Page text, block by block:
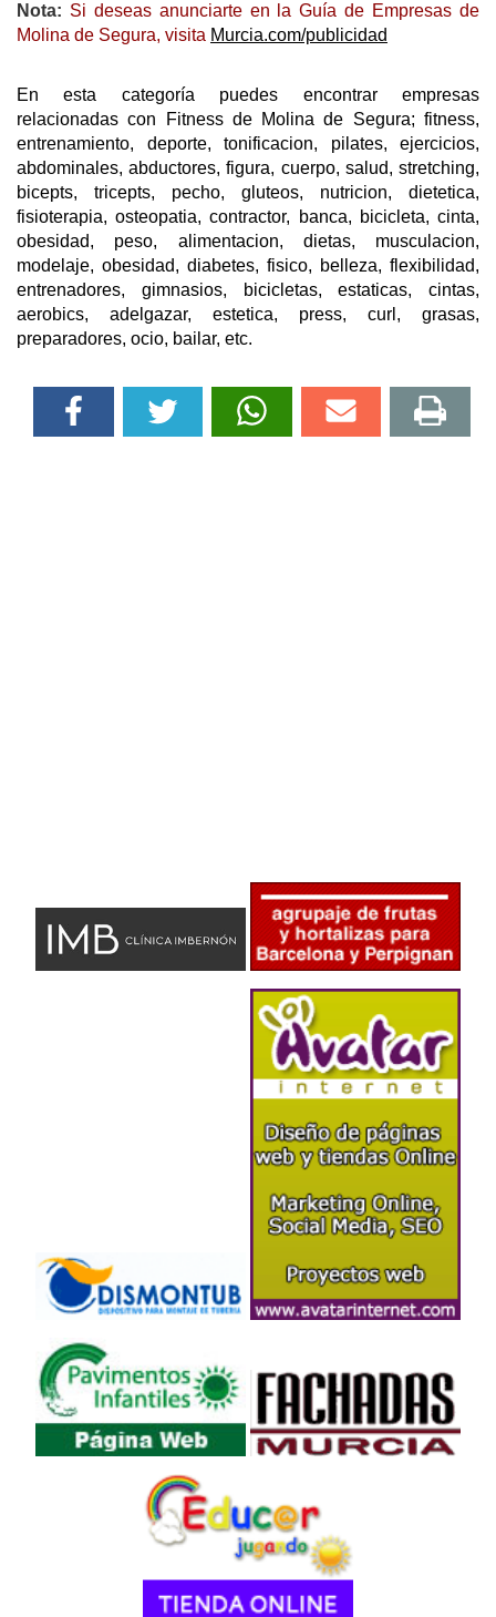
Nota: Si deseas anunciarte en la Guía de Empresas de
Molina de Segura, visita Murcia.com/publicidad
En esta categoría puedes encontrar empresas
relacionadas con Fitness de Molina de Segura; fitness,
entrenamiento, deporte, tonificacion, pilates, ejercicios,
abdominales, abductores, figura, cuerpo, salud, stretching,
bicepts, tricepts, pecho, gluteos, nutricion, dietetica,
fisioterapia, osteopatia, contractor, banca, bicicleta, cinta,
obesidad, peso, alimentacion, dietas, musculacion,
modelaje, obesidad, diabetes, fisico, belleza, flexibilidad,
entrenadores, gimnasios, bicicletas, estaticas, cintas,
aerobics, adelgazar, estetica, press, curl, grasas,
preparadores, ocio, bailar, etc.